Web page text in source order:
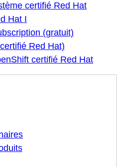
certifié Red Hat
Hat I
(gratuit)
Red Hat)
certifié Red Hat